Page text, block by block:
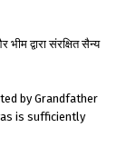
भीम द्वारा संरक्षित सैन्य
by Grandfather
is sufficiently